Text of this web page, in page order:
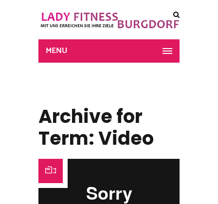
MENU
Archive for
Term: Video